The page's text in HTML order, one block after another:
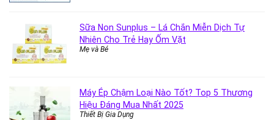
Sữa Non Sunplus – Lá Chắn Miễn Dịch Tự
Nhiên Cho Trẻ Hay Ốm Vặt
Mẹ và Bé
Máy Ép Chậm Loại Nào Tốt? Top 5 Thương
Hiệu Đáng Mua Nhất 2025
Thiết Bị Gia Dụng